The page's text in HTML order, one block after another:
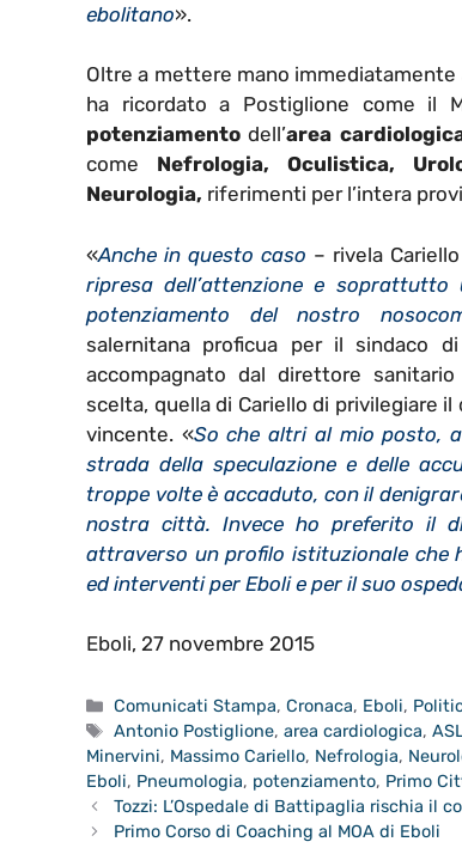
ebolitano».
Oltre a mettere mano immediatamente
ha ricordato a Postiglione come il
potenziamento dell’area
come Nefrologia, Oculistica,
Neurologia, riferimenti per l’intera
«Anche in questo caso – rivela
ripresa dell’attenzione e soprattutto
potenziamento del nostro
salernitana proficua per il sindaco
accompagnato dal direttore sanitario
scelta, quella di Cariello di privilegiare
vincente. «So che altri al mio posto,
strada della speculazione e delle
troppe volte è accaduto, con il
nostra città. Invece ho preferito il
attraverso un profilo istituzionale che
ed interventi per Eboli e per il suo
Eboli, 27 novembre 2015
Categorie
Comunicati Stampa,Cronaca, Eboli,
Tag
Antonio Postiglione,area cardiologica,
Minervini, Massimo Cariello, Nefrologia,
Eboli, Pneumologia, potenziamento, Primo
Tozzi: L’Ospedale di Battipaglia rischia il
Primo Corso di Coaching al MOA di Eboli